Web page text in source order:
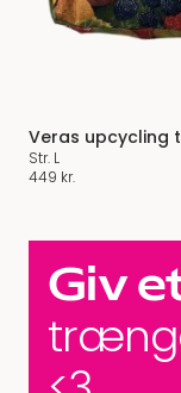
Veras upcycling
Str. L
449 kr.
Giv